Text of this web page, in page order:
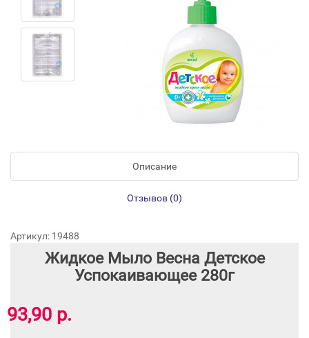
Описание
Отзывов (0)
Артикул: 19488
Жидкое Мыло Весна Детское
Успокаивающее 280г
93,90 р.